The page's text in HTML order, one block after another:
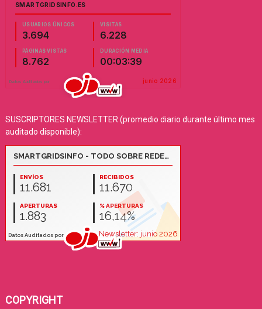
SUSCRIPTORES NEWSLETTER (promedio diario durante último mes
auditado disponible):
COPYRIGHT